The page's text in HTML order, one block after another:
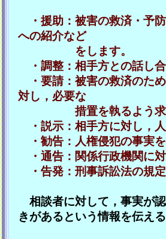
・援助：被害の救済・予
への紹介など
をします。
・調整：相手方との話し
・要請：被害の救済のた
対し，必要な
措置を執るよう求
・説示：相手方に対し，
・勧告：人権侵犯の事実
・通告：関係行政機関に
・告発：刑事訴訟法の規
相談者に対して，事実が
きがあるという情報を伝え